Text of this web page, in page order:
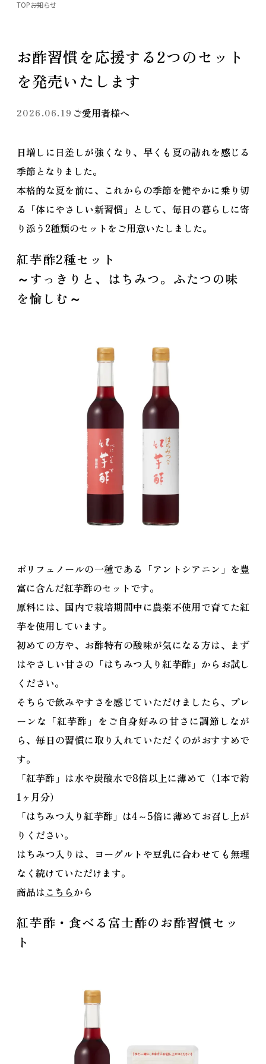
TOPお知らせ
お酢習慣を応援する2つのセット
を発売いたします
2026.06.19 ご愛用者様へ
日増しに日差しが強くなり、早くも夏の訪れを感じる
季節となりました。
本格的な夏を前に、これからの季節を健やかに乗り切
る「体にやさしい新習慣」として、毎日の暮らしに寄
り添う2種類のセットをご用意いたしました。
紅芋酢2種セット
～すっきりと、はちみつ。ふたつの味
を愉しむ～
ポリフェノールの一種である「アントシアニン」を豊
富に含んだ紅芋酢のセットです。
原料には、国内で栽培期間中に農薬不使用で育てた紅
芋を使用しています。
初めての方や、お酢特有の酸味が気になる方は、まず
はやさしい甘さの「はちみつ入り紅芋酢」からお試し
ください。
そちらで飲みやすさを感じていただけましたら、プレ
ーンな「紅芋酢」をご自身好みの甘さに調節しなが
ら、毎日の習慣に取り入れていただくのがおすすめで
す。
「紅芋酢」は水や炭酸水で8倍以上に薄めて（1本で約
1ヶ月分）
「はちみつ入り紅芋酢」は4～5倍に薄めてお召し上が
りください。
はちみつ入りは、ヨーグルトや豆乳に合わせても無理
なく続けていただけます。
商品はこちらから
紅芋酢・食べる富士酢のお酢習慣セッ
ト